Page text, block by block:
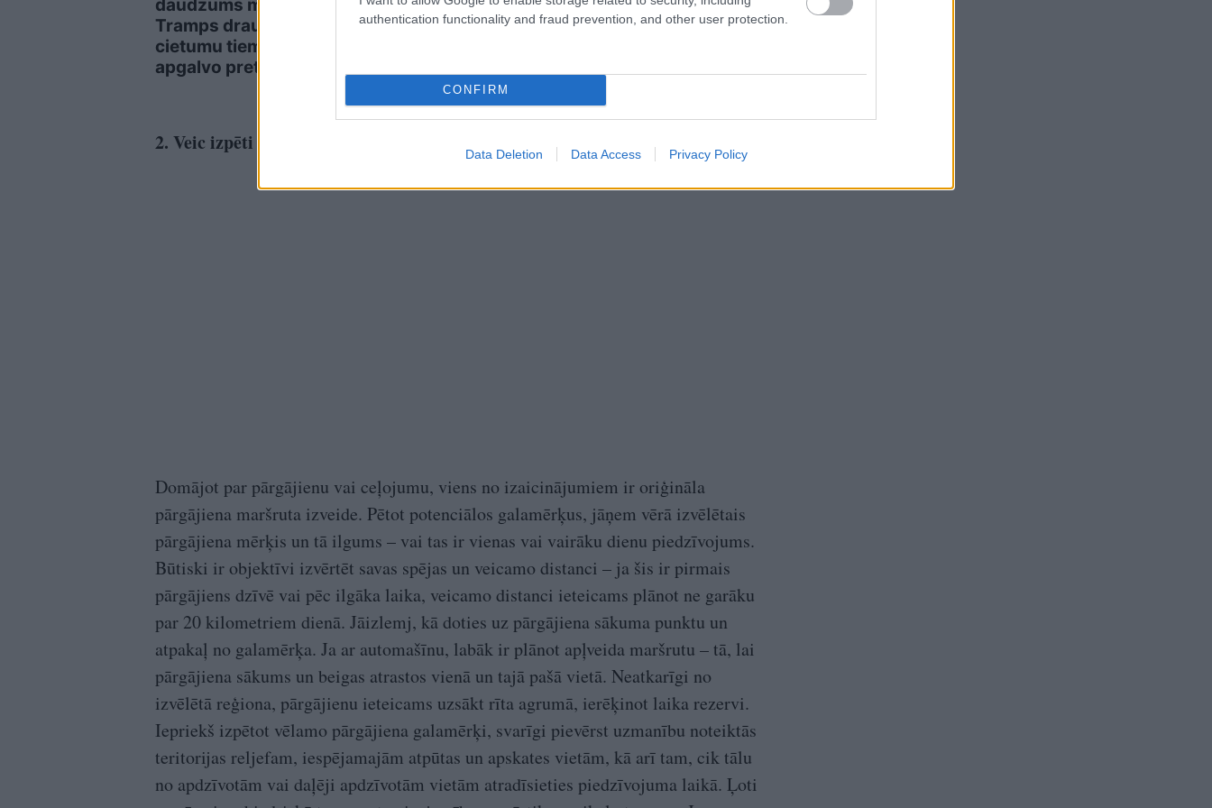
authentication functionality and fraud prevention, and other user protection.
CONFIRM
Data Deletion Data Access Privacy Policy
daudzums munīcijas!”
Tramps draud ar
cietumu tiem, kuri
apgalvo pretējo
priekšā!” Bauskas
novadā nošauto suņu
naudas nav – tūrisma
operatora “Digitours”
2. Veic izpēti par vietu, uz kuru vēlies doties
Domājot par pārgājienu vai ceļojumu, viens no izaicinājumiem ir oriģināla
pārgājiena maršruta izveide. Pētot potenciālos galamērķus, jāņem vērā izvēlētais
pārgājiena mērķis un tā ilgums – vai tas ir vienas vai vairāku dienu piedzīvojums.
Būtiski ir objektīvi izvērtēt savas spējas un veicamo distanci – ja šis ir pirmais
pārgājiens dzīvē vai pēc ilgāka laika, veicamo distanci ieteicams plānot ne garāku
par 20 kilometriem dienā. Jāizlemj, kā doties uz pārgājiena sākuma punktu un
atpakaļ no galamērķa. Ja ar automašīnu, labāk ir plānot apļveida maršrutu – tā, lai
pārgājiena sākums un beigas atrastos vienā un tajā pašā vietā. Neatkarīgi no
izvēlētā reģiona, pārgājienu ieteicams uzsākt rīta agrumā, ierēķinot laika rezervi.
Iepriekš izpētot vēlamo pārgājiena galamērķi, svarīgi pievērst uzmanību noteiktās
teritorijas reljefam, iespējamajām atpūtas un apskates vietām, kā arī tam, cik tālu
no apdzīvotām vai daļēji apdzīvotām vietām atradīsieties piedzīvojuma laikā. Ļoti